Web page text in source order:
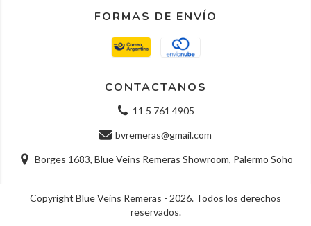
FORMAS DE ENVÍO
CONTACTANOS
11 5 761 4905
bvremeras@gmail.com
Borges 1683, Blue Veins Remeras Showroom, Palermo Soho
Copyright Blue Veins Remeras - 2026. Todos los derechos
reservados.